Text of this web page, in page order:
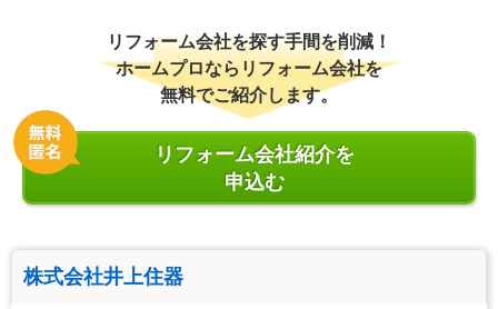
リフォーム会社を探す手間を削減！
ホームプロならリフォーム会社を
無料でご紹介します。
リフォーム会社紹介を
申込む
株式会社井上住器